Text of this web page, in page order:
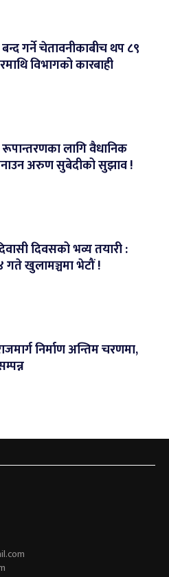
गर्ने चेतावनीकाबीच थप ८९
विभागको कारबाही
लागि वैधानिक
अरुण सुबेदीको सुझाव !
दिवसको भव्य तयारी :
गते खुलामञ्चमा भेटौं !
निर्माण अन्तिम चरणमा,